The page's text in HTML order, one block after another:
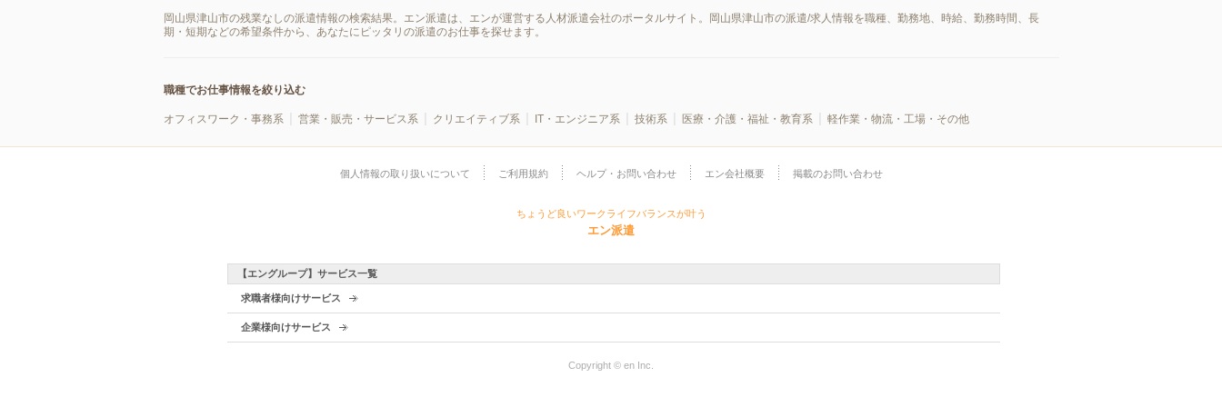
岡山県津山市の残業なしの派遣情報の検索結果。エン派遣は、エンが運営する人材派遣会社のポータルサイト。岡山県津山市の派遣/求人情報を職種、勤務地、時給、勤務時間、長
期・短期などの希望条件から、あなたにピッタリの派遣のお仕事を探せます。
職種でお仕事情報を絞り込む
オフィスワーク・事務系 営業・販売・サービス系 クリエイティブ系 IT・エンジニア系 技術系 医療・介護・福祉・教育系 軽作業・物流・工場・その他
個人情報の取り扱いについて ご利用規約 ヘルプ・お問い合わせ エン会社概要 掲載のお問い合わせ
ちょうど良いワークライフバランスが叶う
エン派遣
【エングループ】サービス一覧
求職者様向けサービス
企業様向けサービス
Copyright © en Inc.